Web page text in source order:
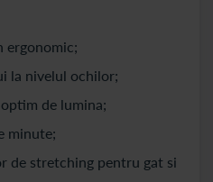
ergonomic;
la nivelul ochilor;
de lumina;
minute;
de stretching pentru gat si